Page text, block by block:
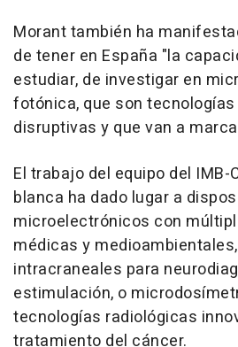
Morant también ha
de tener en España "la
estudiar, de investigar en
fotónica, que son
disruptivas y que van a
El trabajo del equipo del IMB-
blanca ha dado lugar a
microelectrónicos con
médicas y
intracraneales para
estimulación, o
tecnologías radiológicas
tratamiento del cáncer.